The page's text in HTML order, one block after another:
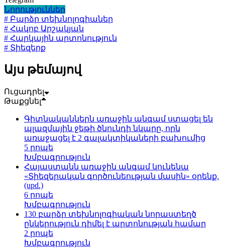
Նորություններ
# Բարձր տեխնոլոգիաներ
# Հակոբ Արշակյան
# Հարկային արտոնություն
# Տիեզերք
Այս թեմայով
Ուցադրել
Թաքցնել
Գիտնականներն առաջին անգամ ստացել են
պլազմային ջեթի ծնունդի նկարը, որն
առաջացել է 2 գալակտիկաների բախումից
5 րոպե
Խմբագրություն
Հայաստանն առաջին անգամ կունենա
«Տիեզերական գործունեության մասին» օրենք.
(upd.)
6 րոպե
Խմբագրություն
130 բարձր տեխնոլոգիական նորաստեղծ
ընկերություն դիմել է արտոնության համար
2 րոպե
Խմբագրություն